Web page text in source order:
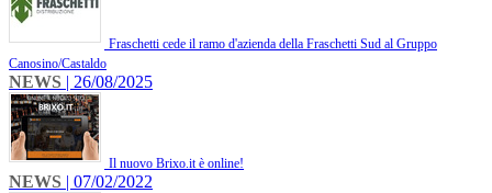
Fraschetti cede il ramo d'azienda della Fraschetti Sud al Gruppo
Canosino/Castaldo
NEWS | 26/08/2025
Il nuovo Brixo.it è online!
NEWS | 07/02/2022